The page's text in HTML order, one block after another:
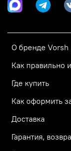
О бренде Vorsh
Как правильно
Где купить
Как оформить
Доставка
Гарантия,